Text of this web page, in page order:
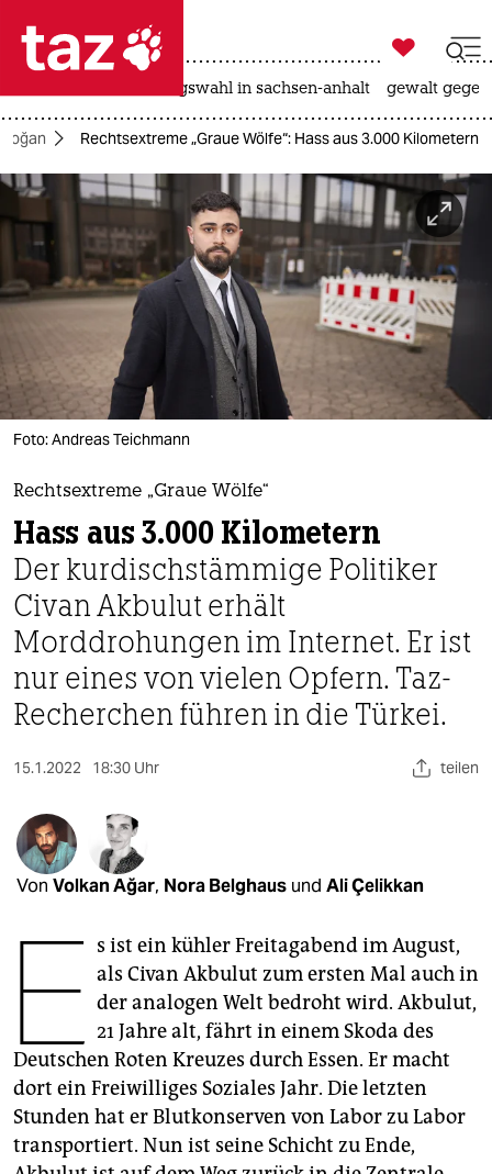
 taz zahl ich
taz zahl ich
themen
politik
öko
gesellschaft
kultur
sport
berlin
nord
wahrheit
verlag
verlag
veranstaltungen
shop
fragen & hilfe
unterstützen
genossenschaft
epaper login

taz zahl ich
landtagswahl in sachsen-anhalt gewalt
Rechtsextreme „Graue Wölfe“: Hass aus 3.000 Kilometern
Foto: Andreas Teichmann
Rechtsextreme „Graue Wölfe“
Hass aus 3.000 Kilometern
Der kurdischstämmige Politiker
Civan Akbulut erhält
Morddrohungen im Internet. Er ist
nur eines von vielen Opfern. Taz-
Recherchen führen in die Türkei.
15.1.2022 18:30 Uhr teilen
Von Volkan Ağar, Nora Belghaus und Ali Çelikkan
E s ist ein kühler Freitagabend im August,
als Civan Akbulut zum ersten Mal auch in
der analogen Welt bedroht wird. Akbulut,
21 Jahre alt, fährt in einem Skoda des
Deutschen Roten Kreuzes durch Essen. Er macht
dort ein Freiwilliges Soziales Jahr. Die letzten
Stunden hat er Blutkonserven von Labor zu Labor
transportiert. Nun ist seine Schicht zu Ende,